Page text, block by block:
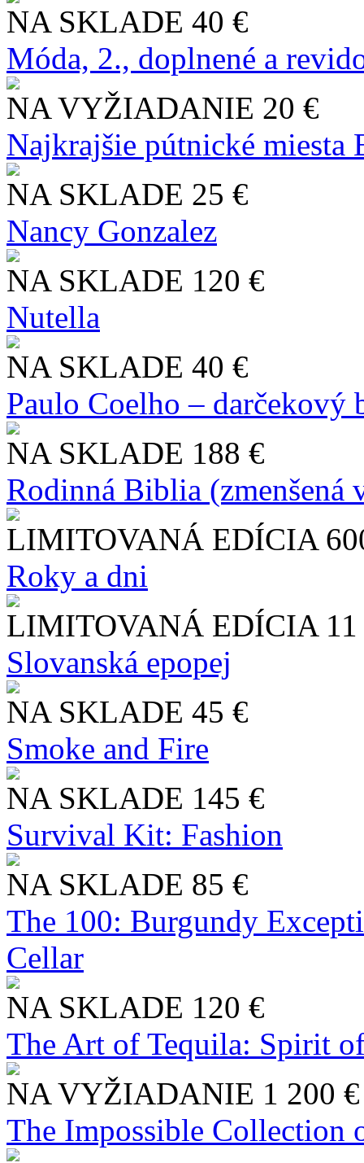
NA SKLADE 40 €
Móda, 2., doplnené a
NA VYŽIADANIE 20 €
Najkrajšie pútnické miesta
NA SKLADE 25 €
Nancy Gonzalez
NA SKLADE 120 €
Nutella
NA SKLADE 40 €
Paulo Coelho – darčekový
NA SKLADE 188 €
Rodinná Biblia (zmenšená
LIMITOVANÁ EDÍCIA
Roky a dni
LIMITOVANÁ EDÍCIA
Slo​vanská epopej
NA SKLADE 45 €
Smoke and Fire
NA SKLADE 145 €
Survival Kit: Fashion
NA SKLADE 85 €
The 100: Burgundy
Cellar
NA SKLADE 120 €
The Art of Tequila: Spirit
NA VYŽIADANIE 1 200 €
The Impossible Collection